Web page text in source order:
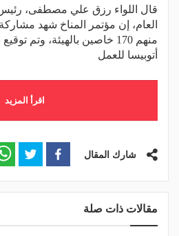
قال اللواء رزق علي مصطفى،
أتوبيسا للعمل
اقرأ المزيد
شارك المقال
مقالات ذات صلة